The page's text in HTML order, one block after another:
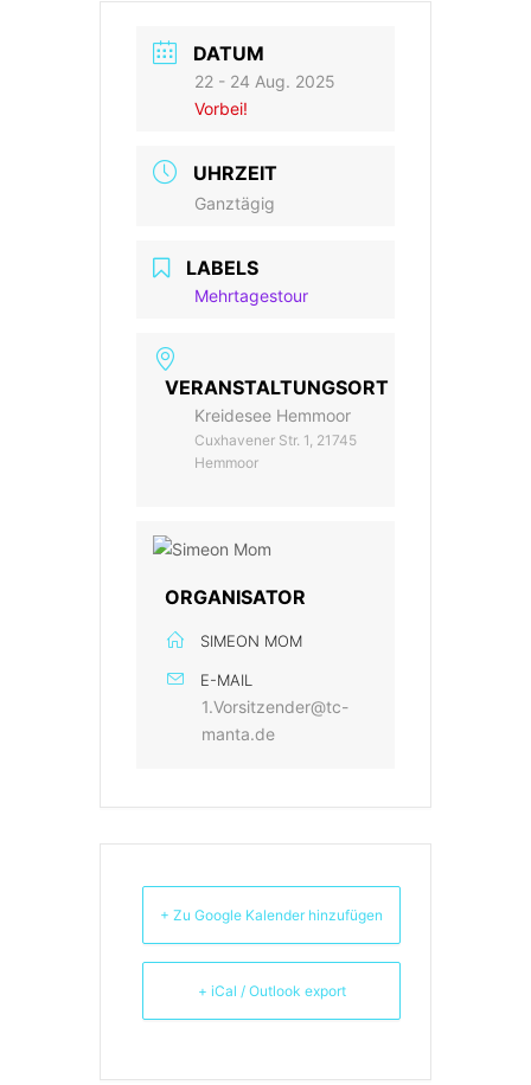
DATUM
22 - 24 Aug. 2025
Vorbei!
UHRZEIT
Ganztägig
LABELS
Mehrtagestour
VERANSTALTUNGSORT
Kreidesee Hemmoor
Cuxhavener Str. 1, 21745
Hemmoor
ORGANISATOR
SIMEON MOM
E-MAIL
1.Vorsitzender@tc-
manta.de
+ Zu Google Kalender hinzufügen
+ iCal / Outlook export